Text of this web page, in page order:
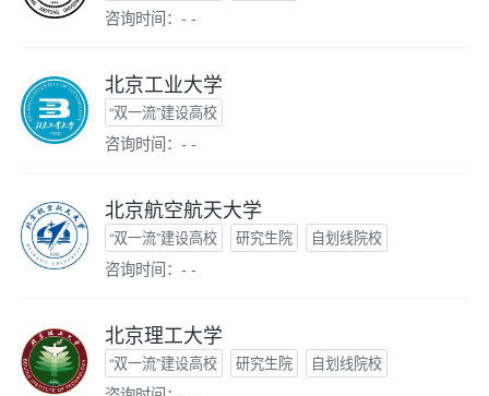
咨询时间：- -
北京工业大学
“双一流”建设高校
咨询时间：- -
北京航空航天大学
“双一流”建设高校 研究生院 自划线院校
咨询时间：- -
北京理工大学
“双一流”建设高校 研究生院 自划线院校